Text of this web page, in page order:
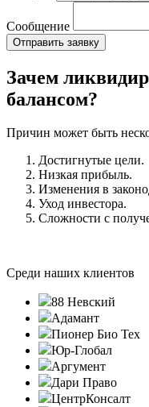
Сообщение
Зачем
балансом?
Причин может быть
Достигнутые цели.
Низкая прибыль.
Изменения в
Уход инвестора.
Сложности с
Среди наших клиентов
88 Невский
Адамант
Пионер Био Тех
Юр-Глобал
Аргумент
Дари Право
ЦентрКонсалт